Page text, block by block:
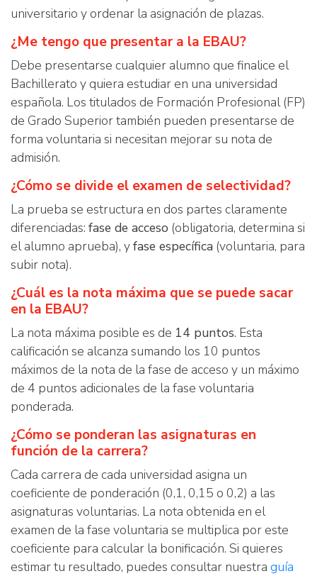
universitario y ordenar la asignación de plazas.
¿Me tengo que presentar a la EBAU?
Debe presentarse cualquier alumno que finalice el
Bachillerato y quiera estudiar en una universidad
española. Los titulados de Formación Profesional (FP)
de Grado Superior también pueden presentarse de
forma voluntaria si necesitan mejorar su nota de
admisión.
¿Cómo se divide el examen de selectividad?
La prueba se estructura en dos partes claramente
diferenciadas: fase de acceso (obligatoria, determina si
el alumno aprueba), yfase específica (voluntaria, para
subir nota).
¿Cuál es la nota máxima que se puede sacar
en la EBAU?
La nota máxima posible es de 14 puntos. Esta
calificación se alcanza sumando los 10 puntos
máximos de la nota de la fase de acceso y un máximo
de 4 puntos adicionales de la fase voluntaria
ponderada.
¿Cómo se ponderan las asignaturas en
función de la carrera?
Cada carrera de cada universidad asigna un
coeficiente de ponderación (0,1, 0,15 o 0,2) a las
asignaturas voluntarias. La nota obtenida en el
examen de la fase voluntaria se multiplica por este
coeficiente para calcular la bonificación. Si quieres
estimar tu resultado, puedes consultar nuestra guía